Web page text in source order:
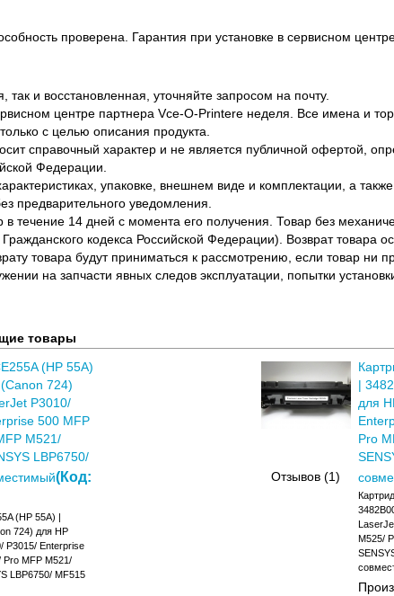
проверена. Гарантия при установке в сервисном
так и восстановленная, уточняйте запросом на почту.
центре партнера Vce-O-Printere неделя. Все имена и
с целью описания продукта.
справочный характер и не является публичной офертой,
Федерации.
упаковке, внешнем виде и комплектации, а
предварительного уведомления.
в течение 14 дней с момента его получения. Товар без
Гражданского кодекса Российской Федерации). Возврат товара
товара будут приниматься к рассмотрению, если товар ни
на запчасти явных следов эксплуатации, попытки
товары
(HP 55A)
(Canon 724)
P3010/
500 MFP
M521/
LBP6750/
(Код:
(HP 55A) |
724) для HP
P3015/ Enterprise
Pro MFP M521/
LBP6750/ MF515
Отзывов (1)
|
для
Pro
M525/